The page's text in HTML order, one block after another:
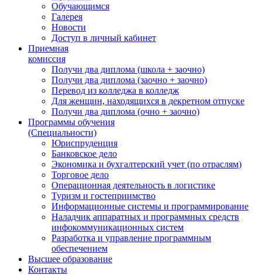
Обучающимся
Галерея
Новости
Доступ в личный кабинет
Приемная
комиссия
Получи два диплома (школа + заочно)
Получи два диплома (заочно + заочно)
Перевод из колледжа в колледж
Для женщин, находящихся в декретном отпуске
Получи два диплома (очно + заочно)
Программы обучения
(Специальности)
Юриспруденция
Банковское дело
Экономика и бухгалтерский учет (по отраслям)
Торговое дело
Операционная деятельность в логистике
Туризм и гостеприимство
Информационные системы и программирование
Наладчик аппаратных и программных средств
инфокоммуникационных систем
Разработка и управление программным
обеспечением
Высшее образование
Контакты